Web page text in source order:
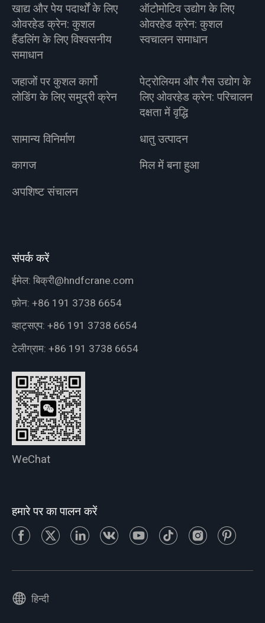
खाद्य और पेय पदार्थों के लिए
ओवरहेड क्रेन: कुशल
हैंडलिंग के लिए विश्वसनीय
समाधान
ऑटोमोटिव उद्योग के लिए
ओवरहेड क्रेन: कुशल
स्वचालन समाधान
जहाजों पर कुशल कार्गो
लोडिंग के लिए समुद्री क्रेन
पेट्रोलियम और गैस उद्योग के
लिए ओवरहेड क्रेन: परिचालन
दक्षता में वृद्धि
सामान्य विनिर्माण
धातु उत्पादन
कागज
मिल में बना हुआ
अपशिष्ट संचालन
संपर्क करें
ईमेल: बिक्री@hndfcrane.com
फ़ोन: +86 191 3738 6654
व्हाट्सएप: +86 191 3738 6654
टेलीग्राम: +86 191 3738 6654
WeChat
हमारे पर का पालन करें
हिन्दी